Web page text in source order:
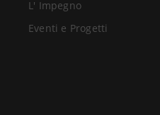
L' Impegno
Eventi e Progetti